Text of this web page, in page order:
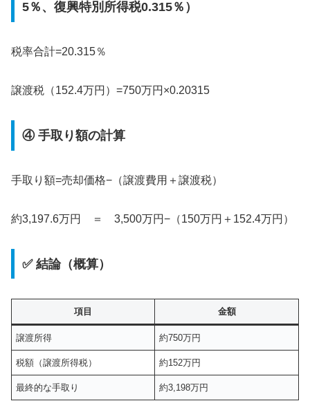
5％、復興特別所得税0.315％）
税率合計=20.315％
譲渡税（152.4万円）=750万円×0.20315
④ 手取り額の計算
手取り額=売却価格−（譲渡費用＋譲渡税）
約3,197.6万円 ＝ 3,500万円−（150万円＋152.4万円）
✅ 結論（概算）
項目 金額
譲渡所得 約750万円
税額（譲渡所得税） 約152万円
最終的な手取り 約3,198万円